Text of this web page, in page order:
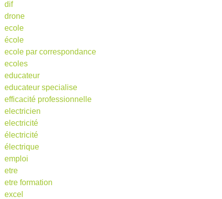
dif
drone
ecole
école
ecole par correspondance
ecoles
educateur
educateur specialise
efficacité professionnelle
electricien
electricité
électricité
électrique
emploi
etre
etre formation
excel